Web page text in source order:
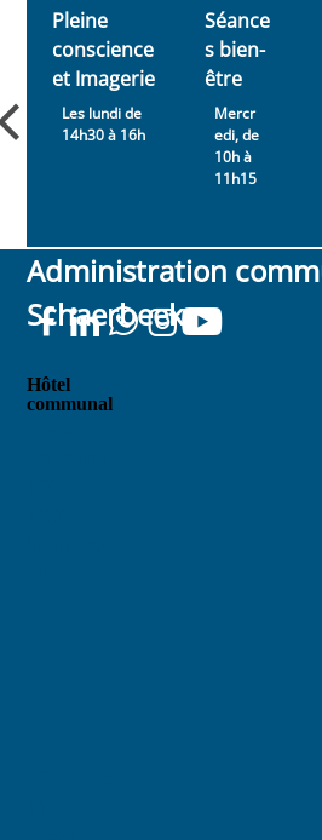
Pleine
conscience
et Imagerie
Les lundi de
14h30 à 16h
Séance
s bien-
être
Mercr
edi, de
10h à
11h15
Administration
Schaerbeek
Hôtel
communal